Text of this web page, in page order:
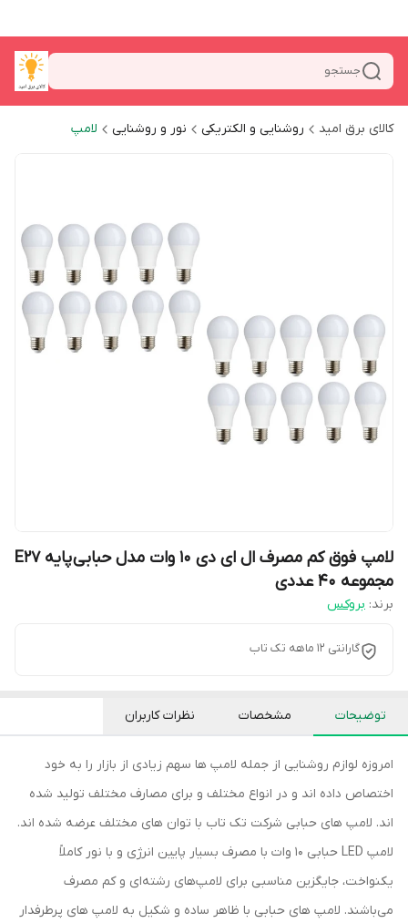
جستجو
کالای برق امید روشنایی و الکتریکی نور و روشنایی لامپ
لامپ فوق کم مصرف ال ای دی 10 وات مدل حبابی پایه E27
مجموعه ۴۰ عددی
برند: بروکس
گارانتی 12 ماهه تک تاب
توضیحات مشخصات نظرات کاربران
امروزه لوازم روشنایی از جمله لامپ ها سهم زیادی از بازار را به خود
اختصاص داده اند و در انواع مختلف و برای مصارف مختلف تولید شده
اند. لامپ های حبابی شرکت تک تاب با توان های مختلف عرضه شده اند.
لامپ LED حبابی 10 وات با مصرف بسیار پایین انرژی و با نور کاملاً
یکنواخت، جایگزین مناسبی برای لامپ‌های رشته‌ای و کم ‌مصرف
می‌باشند. لامپ های حبابی با ظاهر ساده و شکیل به لامپ های پرطرفدار